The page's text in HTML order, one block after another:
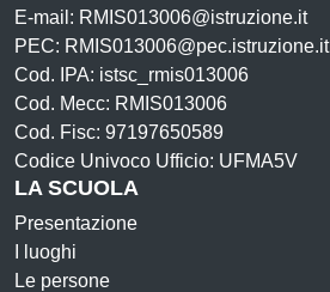
E-mail: RMIS013006@istruzione.it
PEC: RMIS013006@pec.istruzione.it
Cod. IPA: istsc_rmis013006
Cod. Mecc: RMIS013006
Cod. Fisc: 97197650589
Codice Univoco Ufficio: UFMA5V
LA SCUOLA
Presentazione
I luoghi
Le persone